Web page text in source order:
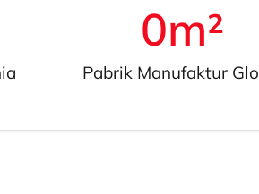
Pabrik Manufaktur
0m²